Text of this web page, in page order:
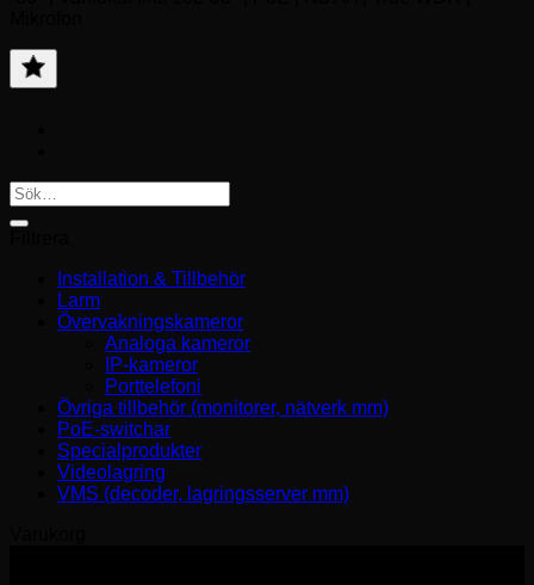
Lägg
Sök
efter:
Installation & Tillbehör
Larm
Övervakningskameror
Analoga kameror
IP-kameror
Porttelefoni
Övriga tillbehör (monitorer, nätverk mm)
PoE-switchar
Specialprodukter
Videolagring
VMS (decoder, lagringsserver mm)